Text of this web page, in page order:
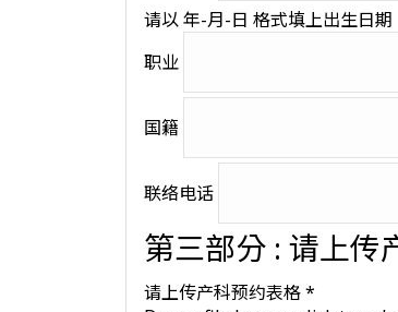
请以 年-月-日 格式填上出生日期
职业
国籍
联络电话
第三部分 : 请上传
请上传产科预约表格*